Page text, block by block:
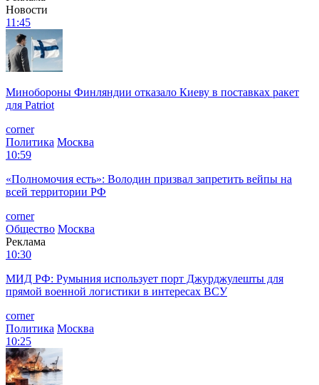
Новости
11:45
Минобороны Финляндии отказало Киеву в поставках ракет
для Patriot
corner
Политика Москва
10:59
«Полномочия есть»: Володин призвал запретить вейпы на
всей территории РФ
corner
Общество Москва
Реклама
10:30
МИД РФ: Румыния использует порт Джурджулешты для
прямой военной логистики в интересах ВСУ
corner
Политика Москва
10:25